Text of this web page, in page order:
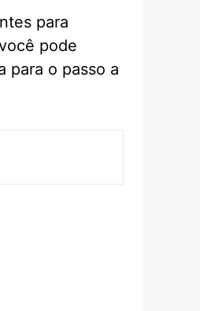
para
pode
para o passo a